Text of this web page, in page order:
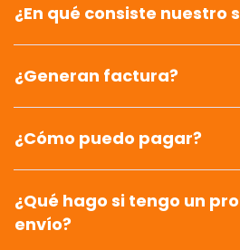
¿En qué consiste nuestro
¿Generan factura?
¿Cómo puedo pagar?
¿Qué hago si tengo un
envío?